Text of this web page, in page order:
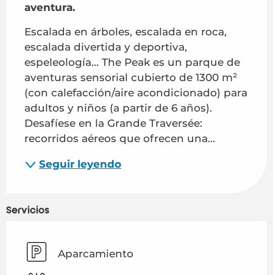
aventura.
Escalada en árboles, escalada en roca,
escalada divertida y deportiva,
espeleología... The Peak es un parque de
aventuras sensorial cubierto de 1300 m²
(con calefacción/aire acondicionado) para
adultos y niños (a partir de 6 años).
Desafíese en la Grande Traversée:
recorridos aéreos que ofrecen una...
Seguir leyendo
Servicios
Aparcamiento